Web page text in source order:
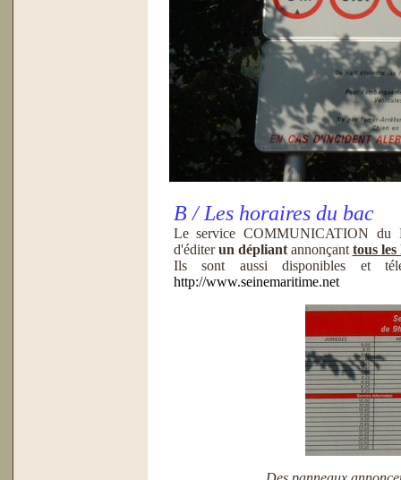
B / Les horaires du bac
Le service COMMUNICATION
d'éditerun dépliantannonçant tous
Ils sont aussi disponibles et
http://www.seinemaritime.net